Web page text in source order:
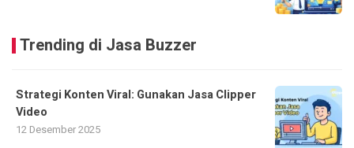
Trending di Jasa Buzzer
Strategi Konten Viral: Gunakan Jasa Clipper
Video
12 Desember 2025